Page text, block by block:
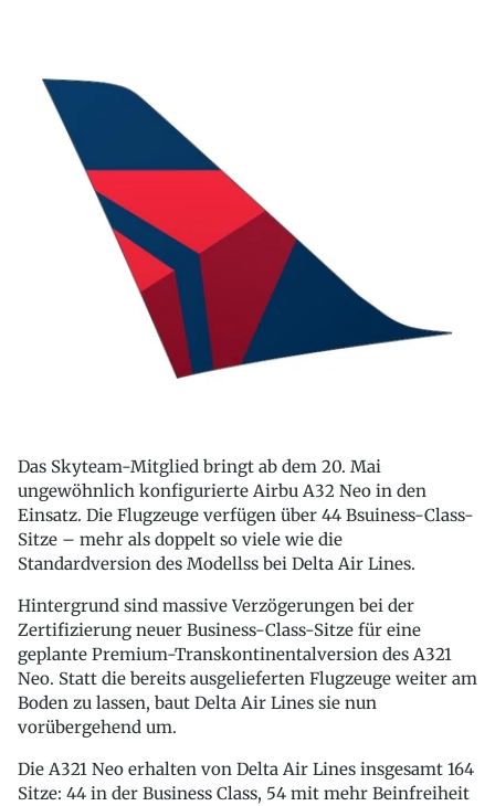
Das Skyteam-Mitglied bringt ab dem 20. Mai
ungewöhnlich konfigurierte Airbu A32 Neo in den
Einsatz. Die Flugzeuge verfügen über 44 Bsuiness-Class-
Sitze – mehr als doppelt so viele wie die
Standardversion des Modellss bei Delta Air Lines.
Hintergrund sind massive Verzögerungen bei der
Zertifizierung neuer Business-Class-Sitze für eine
geplante Premium-Transkontinentalversion des A321
Neo. Statt die bereits ausgelieferten Flugzeuge weiter am
Boden zu lassen, baut Delta Air Lines sie nun
vorübergehend um.
Die A321 Neo erhalten von Delta Air Lines insgesamt 164
Sitze: 44 in der Business Class, 54 mit mehr Beinfreiheit